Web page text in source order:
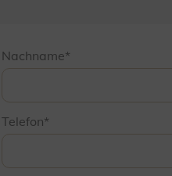
Nachname
Telefon